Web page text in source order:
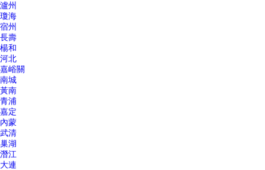
瀘州
瓊海
宿州
長壽
楊和
河北
嘉峪關
南城
黃南
青浦
嘉定
內蒙
武清
巢湖
潛江
大連